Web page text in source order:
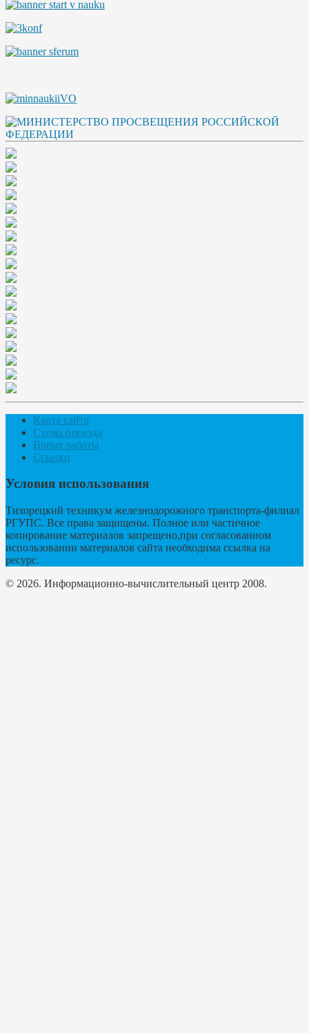
Карта сайта
Схема проезда
Время работы
Ссылки
Условия использования
Тихорецкий техникум железнодорожного транспорта-филиал
РГУПС. Все права защищены. Полное или частичное
копирование материалов запрещено,при согласованном
использовании материалов сайта необходима ссылка на
ресурс.
© 2026. Информационно-вычислительный центр 2008.